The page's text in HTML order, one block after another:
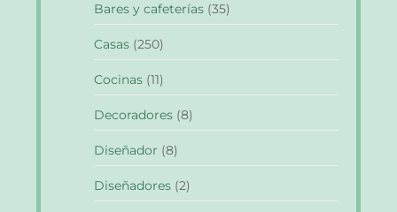
Bares y cafeterías (35)
Casas (250)
Cocinas (11)
Decoradores (8)
Diseñador (8)
Diseñadores (2)